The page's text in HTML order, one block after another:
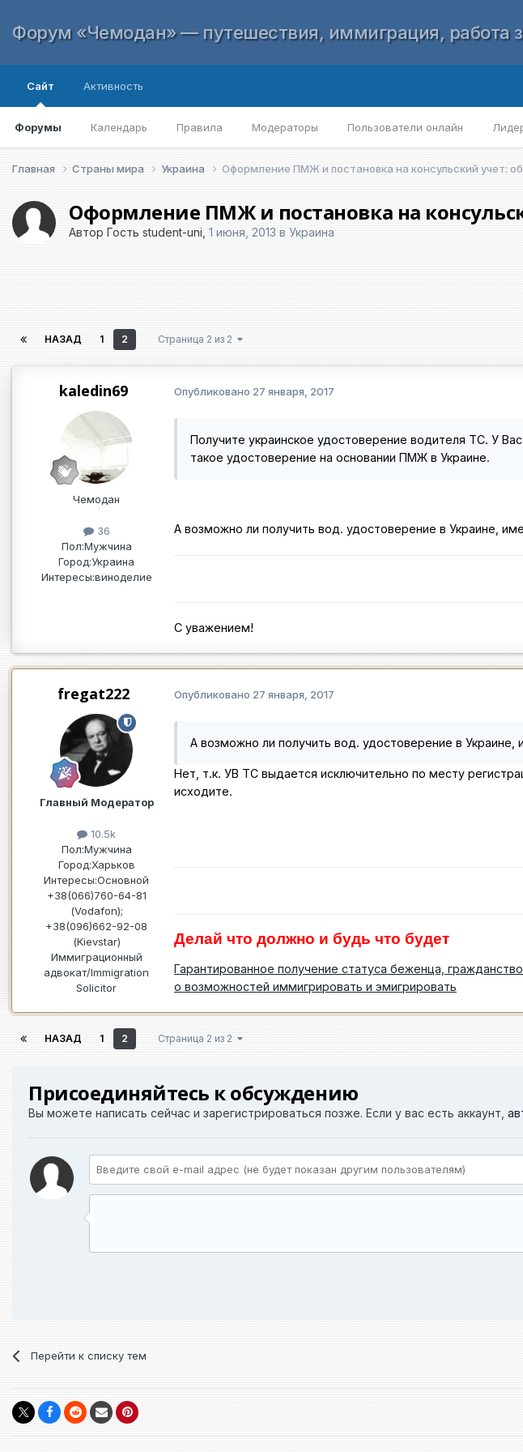
Форум «Чемодан» — путешествия, иммиграция, работа
Сайт
Форумы Календарь Правила Модераторы Пользователи онлайн
Активность
Главная Страны мира Украина Оформление ПМЖ и постановка на консульский учет:
Оформление ПМЖ и постановка на
Автор Гость student-uni, 1 июня, 2013 в Украина
НАЗАД 1 2 Страница 2 из 2
kaledin69
Чемодан
36
Пол:Мужчина
Город:Украина
Интересы:виноделие
Опубликовано 27 января, 2017
Получите украинское удостоверение водителя ТС. У
такое удостоверение на основании ПМЖ в Украине.
А возможно ли получить вод. удостоверение в Украине,
С уважением!
fregat222
Главный Модератор
10.5k
Пол:Мужчина
Город:Харьков
Интересы:Основной
+38(066)760-64-81
(Vodafon);
+38(096)662-92-08
(Kievstar)
Иммиграционный
адвокат/Immigration
Solicitor
Опубликовано 27 января, 2017
А возможно ли получить вод. удостоверение в Украине,
Нет, т.к. УВ ТС выдается исключительно по месту
исходите.
Делай что должно и будь что будет
Гарантированное получение статуса беженца,
о возможностей иммигрировать и эмигрировать
НАЗАД 1 2 Страница 2 из 2
Присоединяйтесь к обсуждению
Вы можете написать сейчас и зарегистрироваться позже. Если у вас есть аккаунт,
Перейти к списку тем